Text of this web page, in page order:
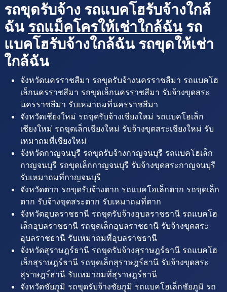
รถขุดรับจ้าง รถแบคโฮรับจ้างใกล้
ฉัน รถแม็คโครให้เช่าใกล้ฉัน รถ
แบคโฮรับจ้างใกล้ฉัน รถขุดให้เช่า
ใกล้ฉัน
จังหวัดนครราชสีมา รถขุดรับจ้างนครราชสีมา รถแบคโฮ
เล็กนครราชสีมา รถขุดเล็กนครราชสีมา รับจ้างขุดสระ
นครราชสีมา รับเหมาถมที่นครราชสีมา
จังหวัดเชียงใหม่ รถขุดรับจ้างเชียงใหม่ รถแบคโฮเล็ก
เชียงใหม่ รถขุดเล็กเชียงใหม่ รับจ้างขุดสระเชียงใหม่ รับ
เหมาถมที่เชียงใหม่
จังหวัดกาญจนบุรี รถขุดรับจ้างกาญจนบุรี รถแบคโฮเล็ก
กาญจนบุรี รถขุดเล็กกาญจนบุรี รับจ้างขุดสระกาญจนบุรี
รับเหมาถมที่กาญจนบุรี
จังหวัดตาก รถขุดรับจ้างตาก รถแบคโฮเล็กตาก รถขุดเล็ก
ตาก รับจ้างขุดสระตาก รับเหมาถมที่ตาก
จังหวัดอุบลราชธานี รถขุดรับจ้างอุบลราชธานี รถแบคโฮ
เล็กอุบลราชธานี รถขุดเล็กอุบลราชธานี รับจ้างขุดสระ
อุบลราชธานี รับเหมาถมที่อุบลราชธานี
จังหวัดสุราษฎร์ธานี รถขุดรับจ้างสุราษฎร์ธานี รถแบคโฮ
เล็กสุราษฎร์ธานี รถขุดเล็กสุราษฎร์ธานี รับจ้างขุดสระ
สุราษฎร์ธานี รับเหมาถมที่สุราษฎร์ธานี
จังหวัดชัยภูมิ รถขุดรับจ้างชัยภูมิ รถแบคโฮเล็กชัยภูมิ รถ